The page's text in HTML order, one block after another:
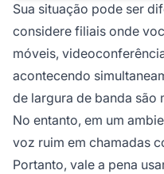
Sua situação pode ser
considere filiais onde
móveis,
acontecendo
de largura de banda são
No entanto, em um
voz ruim em chamadas
Portanto, vale a pena